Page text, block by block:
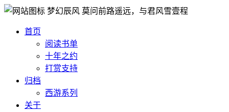
梦幻辰风 莫问前路遥远，与君风雪壹程
首页
阅读书单
十年之约
打赏支持
归档
西游系列
关于